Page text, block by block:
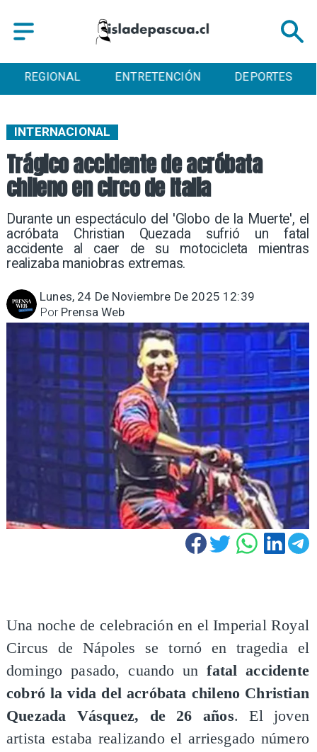
REGIONAL ENTRETENCIÓN DEPORTES
Trágico accidente de acróbata
chileno en circo de Italia
Durante un espectáculo del 'Globo de la Muerte', el
acróbata Christian Quezada sufrió un fatal
accidente al caer de su motocicleta mientras
realizaba maniobras extremas.
INTERNACIONAL
Lunes, 24 De Noviembre De 2025 12:39
Prensa Web
Por
Una noche de celebración en el Imperial Royal
Circus de Nápoles se tornó en tragedia el
domingo pasado, cuando unfatal accidente
cobró la vida del acróbata chileno Christian
Quezada Vásquez, de 26 años. El joven
artista estaba realizando el arriesgado número